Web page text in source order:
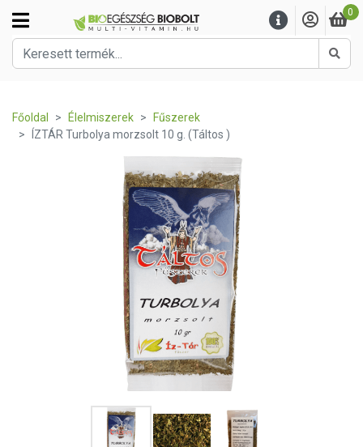
0
Főoldal Élelmiszerek
Fűszerek
ÍZTÁR Turbolya morzsolt 10 g. (Táltos )